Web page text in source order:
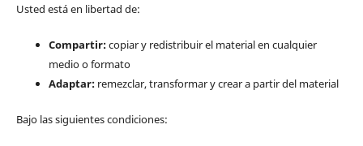
Usted está en libertad de:
Compartir:copiar y redistribuir el material en cualquier
medio o formato
Adaptar:remezclar, transformar y crear a partir del material
Bajo las siguientes condiciones: